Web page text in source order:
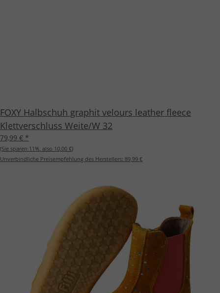
FOXY Halbschuh graphit velours leather fleece
Klettverschluss Weite/W 32
79,99 € *
(Sie sparen 11%, also 10,00 €)
Unverbindliche Preisempfehlung des Herstellers: 89,99 €